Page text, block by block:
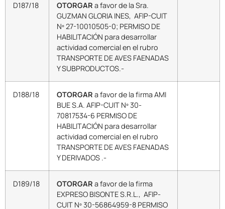
D187/18 OTORGAR a favor de la Sra.
GUZMAN GLORIA INES, AFIP-CUIT
Nº 27-10010505-0; PERMISO DE
HABILITACIÓN para desarrollar
actividad comercial en el rubro
TRANSPORTE DE AVES FAENADAS
Y SUBPRODUCTOS.-
D188/18 OTORGAR a favor de la firma AMI
BUE S.A. AFIP-CUIT Nº 30-
70817534-6 PERMISO DE
HABILITACIÓN para desarrollar
actividad comercial en el rubro
TRANSPORTE DE AVES FAENADAS
Y DERIVADOS .-
D189/18 OTORGAR a favor de la firma
EXPRESO BISONTE S.R.L., AFIP-
CUIT Nº 30-56864959-8 PERMISO